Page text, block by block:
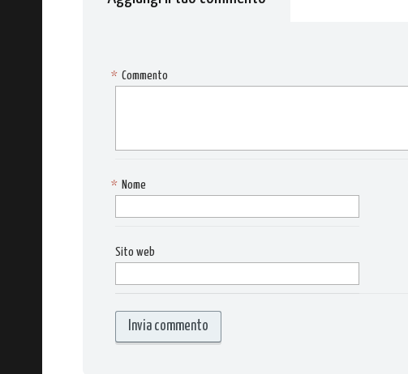
Commento
*
Nome
*
Sito web